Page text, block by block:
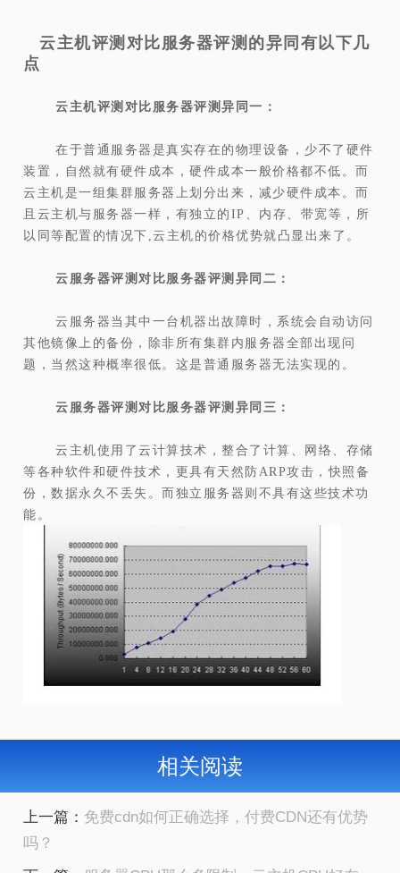
云主机评测对比服务器评测的异同有以下几
点
云主机评测对比服务器评测异同一：
在于普通服务器是真实存在的物理设备，少不了硬件
装置，自然就有硬件成本，硬件成本一般价格都不低。而
云主机是一组集群服务器上划分出来，减少硬件成本。而
且云主机与服务器一样，有独立的IP、内存、带宽等，所
以同等配置的情况下,云主机的价格优势就凸显出来了。
云服务器评测对比服务器评测异同二：
云服务器当其中一台机器出故障时，系统会自动访问
其他镜像上的备份，除非所有集群内服务器全部出现问
题，当然这种概率很低。这是普通服务器无法实现的。
云服务器评测对比服务器评测异同三：
云主机使用了云计算技术，整合了计算、网络、存储
等各种软件和硬件技术，更具有天然防ARP攻击，快照备
份，数据永久不丢失。而独立服务器则不具有这些技术功
能。
相关阅读
上一篇： 免费cdn如何正确选择，付费CDN还有优势
吗？